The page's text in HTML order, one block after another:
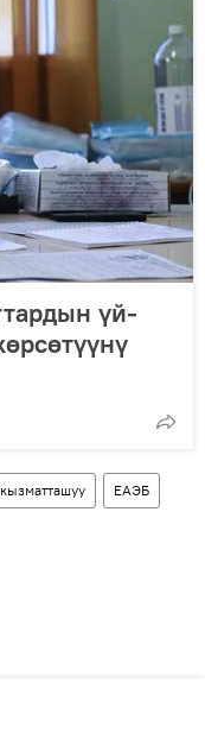
үй-
кызматташуу ЕАЭБ